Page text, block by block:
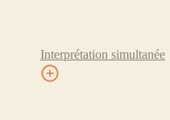
Interprétation simultanée